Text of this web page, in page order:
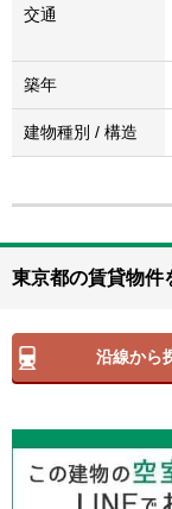
交通
築年
建物種別 / 構造
東京都の賃貸物件
沿線から